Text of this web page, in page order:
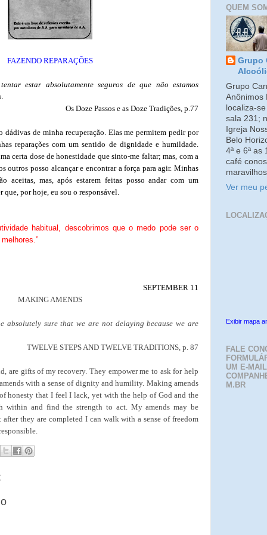
FAZENDO REPARAÇÕES
estar absolutamente seguros de que não estamos
Os Doze Passos e as Doze Tradições, p.77
dádivas de minha recuperação. Elas me permitem pedir por
reparações com um sentido de dignidade e humildade.
certa dose de honestidade que sinto-me faltar; mas, com a
outros posso alcançar e encontrar a força para agir. Minhas
aceitas, mas, após estarem feitas posso andar com um
que, por hoje, eu sou o responsável.
habitual, descobrimos que o medo pode ser o
SEPTEMBER 11
MAKING AMENDS
absolutely sure that we are not delaying because we are
TWELVE STEPS AND TWELVE TRADITIONS, p. 87
are gifts of my recovery. They empower me to ask for help
with a sense of dignity and humility. Making amends
honesty that I feel I lack, yet with the help of God and the
within and find the strength to act. My amends may be
they are completed I can walk with a sense of freedom
QUEM
Grupo
Grupo
Anônimos
localiza-
sala 231;
Igreja
Belo
4ª e 6ª as
café
Ver meu
Exibir mapa
FALE
UM E-
M.BR